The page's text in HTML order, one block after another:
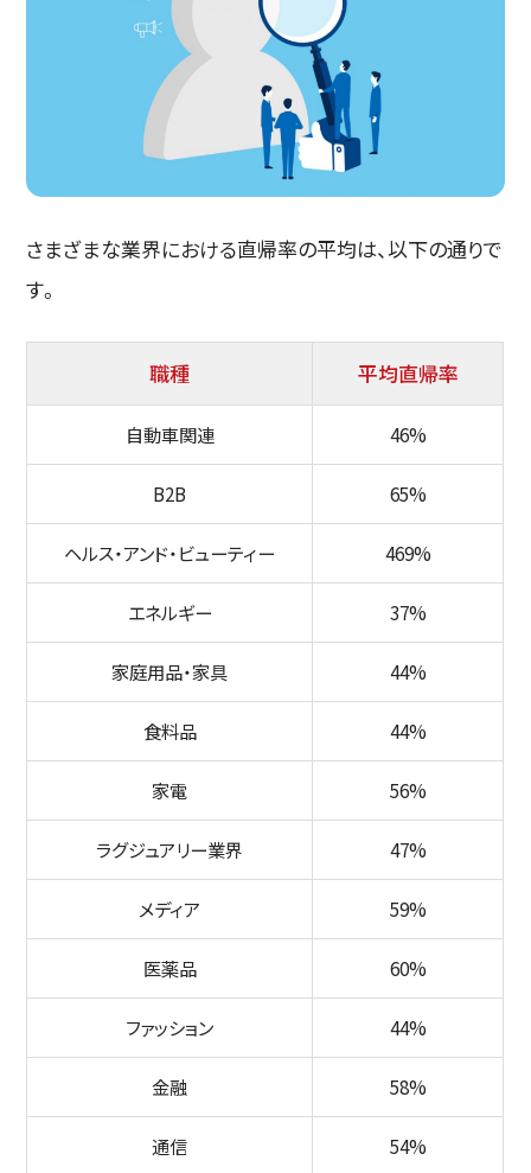
さまざまな業界における直帰率の平均は、以下の通りで
す。
職種 平均直帰率
自動車関連 46%
B2B 65%
ヘルス・アンド・ビューティー 469%
エネルギー 37%
家庭用品・家具 44%
食料品 44%
家電 56%
ラグジュアリー業界 47%
メディア 59%
医薬品 60%
ファッション 44%
金融 58%
通信 54%